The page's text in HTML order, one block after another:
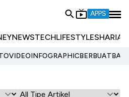
APPS
NEWSTECHLIFESTYLESHARIA
VIDEOINFOGRAPHIC